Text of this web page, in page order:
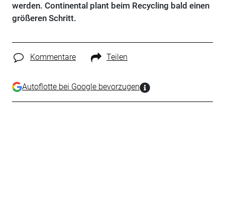
werden. Continental plant beim Recycling bald einen
größeren Schritt.
Kommentare Teilen
Autoflotte bei Google bevorzugen